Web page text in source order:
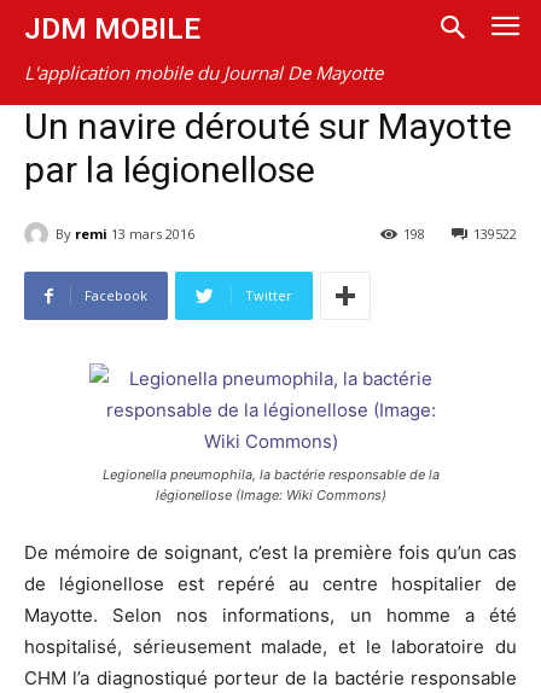
JDM MOBILE
L'application mobile du Journal De Mayotte
Un navire dérouté sur Mayotte
par la légionellose
By remi 13 mars 2016 139522
198
Facebook Twitter
Legionella pneumophila, la bactérie responsable de la
légionellose (Image: Wiki Commons)
De mémoire de soignant, c’est la première fois qu’un cas
de légionellose est repéré au centre hospitalier de
Mayotte. Selon nos informations, un homme a été
hospitalisé, sérieusement malade, et le laboratoire du
CHM l’a diagnostiqué porteur de la bactérie responsable